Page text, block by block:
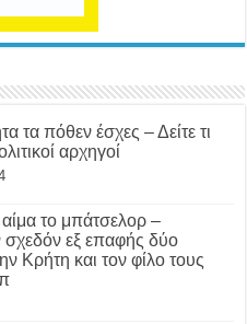
τα πόθεν έσχες – Δείτε τι
αρχηγοί
το μπάτσελορ –
εξ επαφής δύο
Κρήτη και τον φίλο τους